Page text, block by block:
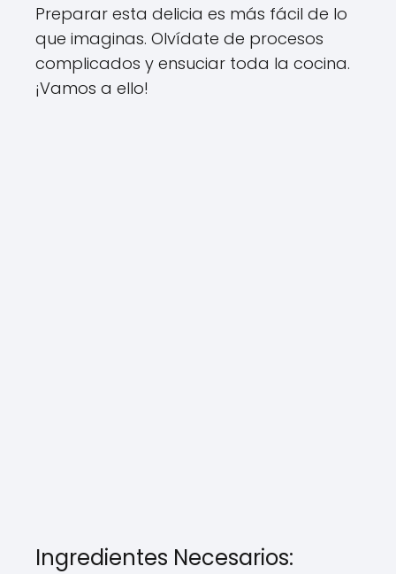
Preparar esta delicia es más fácil de lo
que imaginas. Olvídate de procesos
complicados y ensuciar toda la cocina.
¡Vamos a ello!
Ingredientes Necesarios: